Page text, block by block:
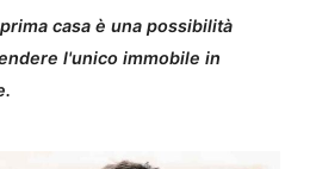
casa è una possibilità
l'unico immobile in